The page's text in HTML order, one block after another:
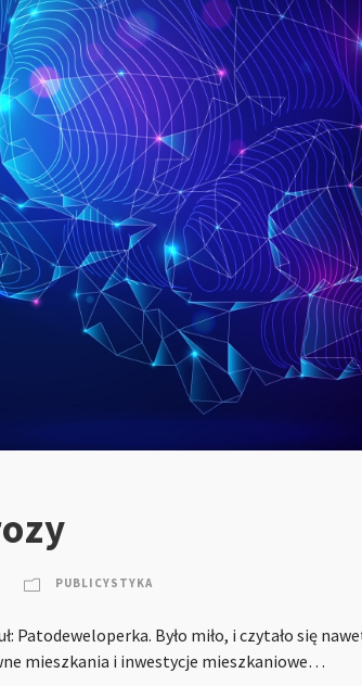
PUBLICYSTYKA
Patodeweloperka. Było miło, i czytało się
mieszkania i inwestycje mieszkaniowe…